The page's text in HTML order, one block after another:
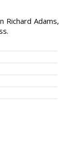
Richard Adams,